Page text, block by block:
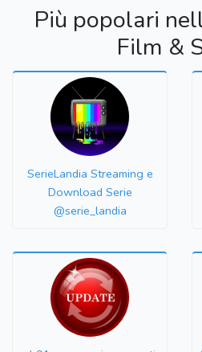
Più popolari
Film &
SerieLandia Streaming e
Download Serie
@serie_landia